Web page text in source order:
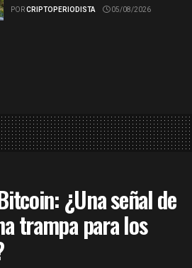
PORCRIPTOPERIODISTA 05/08/2026
¿Una señal de
trampa para los